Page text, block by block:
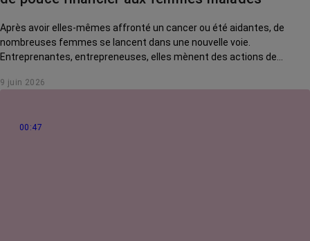
Après avoir elles-mêmes affronté un cancer ou été aidantes, de
nombreuses femmes se lancent dans une nouvelle voie.
Entreprenantes, entrepreneuses, elles mènent des actions de
Jo Guilmain, créatrice de l'association Mes amis, mes amours.
9 juin 2026
00:47